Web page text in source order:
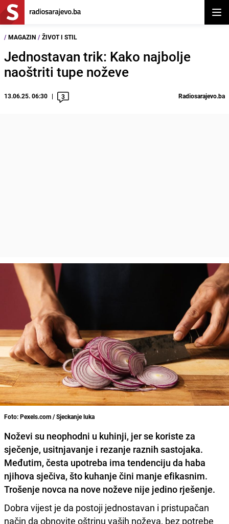
/ MAGAZIN / ŽIVOT I STIL
Jednostavan trik: Kako najbolje
naoštriti tupe noževe
13.06.25. 06:30 3 Radiosarajevo.ba
Foto: Pexels.com / Sjeckanje luka
Noževi su neophodni u kuhinji, jer se koriste za
sječenje, usitnjavanje i rezanje raznih sastojaka.
Međutim, česta upotreba ima tendenciju da haba
njihova sječiva, što kuhanje čini manje efikasnim.
Trošenje novca na nove noževe nije jedino rješenje.
Dobra vijest je da postoji jednostavan i pristupačan
način da obnovite oštrinu vaših noževa, bez potrebe